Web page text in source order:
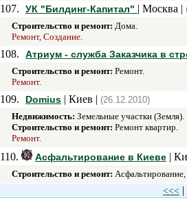
107. УК "Билдинг-Капитал" | Москва |
Строительство и ремонт: Дома.
Ремонт, Создание.
108. Атриум - служба Заказчика в
Строительство и ремонт: Ремонт.
Ремонт.
109. Domius | Киев | (26.12.2010)
Недвижимость: Земельные участки (Земля).
Строительство и ремонт: Ремонт квартир.
Ремонт.
110. Асфальтирование в Киеве |
Строительство и ремонт:
<<< |